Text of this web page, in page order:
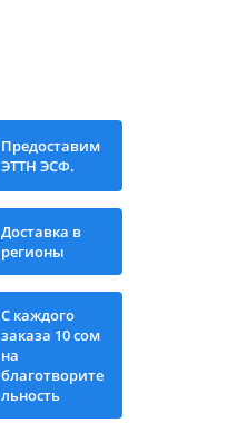
Предоставим
ЭТТН ЭСФ.
Доставка в
регионы
С каждого
заказа 10 сом
на
благотворите
льность